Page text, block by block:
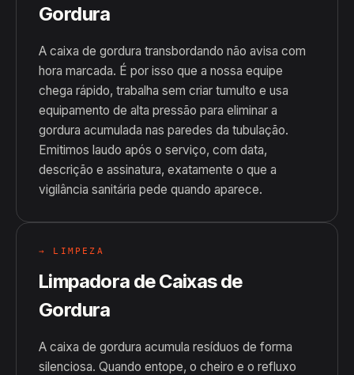
Gordura
A caixa de gordura transbordando não avisa com
hora marcada. É por isso que a nossa equipe
chega rápido, trabalha sem criar tumulto e usa
equipamento de alta pressão para eliminar a
gordura acumulada nas paredes da tubulação.
Emitimos laudo após o serviço, com data,
descrição e assinatura, exatamente o que a
vigilância sanitária pede quando aparece.
→ LIMPEZA
Limpadora de Caixas de
Gordura
A caixa de gordura acumula resíduos de forma
silenciosa. Quando entope, o cheiro e o refluxo